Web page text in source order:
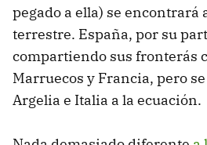
pegado a ella) se encontrará
terrestre. España, por su
compartiendo sus fronterás
Marruecos y Francia, pero
Argelia e Italia a la ecuación.